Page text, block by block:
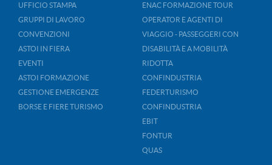
UFFICIO STAMPA
GRUPPI DI LAVORO
CONVENZIONI
ASTOI IN FIERA
EVENTI
ASTOI FORMAZIONE
GESTIONE EMERGENZE
BORSE E FIERE TURISMO
ENAC FORMAZIONE TOUR
OPERATOR E AGENTI DI
VIAGGIO - PASSEGGERI CON
DISABILITÀ E A MOBILITÀ
RIDOTTA
CONFINDUSTRIA
FEDERTURISMO
CONFINDUSTRIA
EBIT
FONTUR
QUAS